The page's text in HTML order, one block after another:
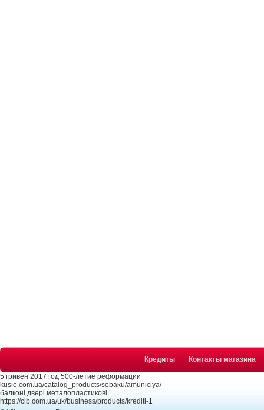
Кредиты Контакты магазина
5 гривен 2017 год 500-летие реформации
kusio.com.ua/catalog_products/sobaku/amuniciya/
балконі двері металопластикові
https://cib.com.ua/uk/business/products/krediti-1